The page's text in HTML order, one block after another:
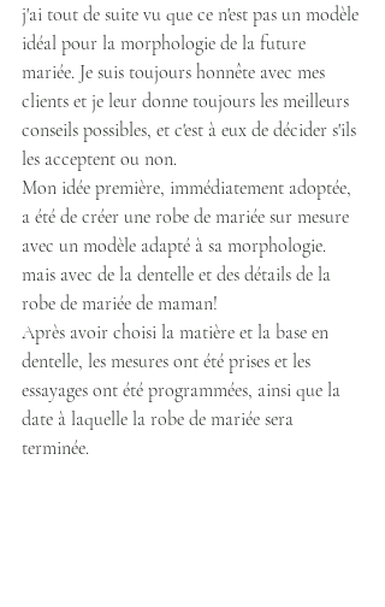
j'ai tout de suite vu que ce n'est pas un modèle
idéal pour la morphologie de la future
mariée. Je suis toujours honnête avec mes
clients et je leur donne toujours les meilleurs
conseils possibles, et c'est à eux de décider s'ils
les acceptent ou non.
Mon idée première, immédiatement adoptée,
a été de créer une robe de mariée sur mesure
avec un modèle adapté à sa morphologie.
mais avec de la dentelle et des détails de la
robe de mariée de maman!
Après avoir choisi la matière et la base en
dentelle, les mesures ont été prises et les
essayages ont été programmées, ainsi que la
date à laquelle la robe de mariée sera
terminée.